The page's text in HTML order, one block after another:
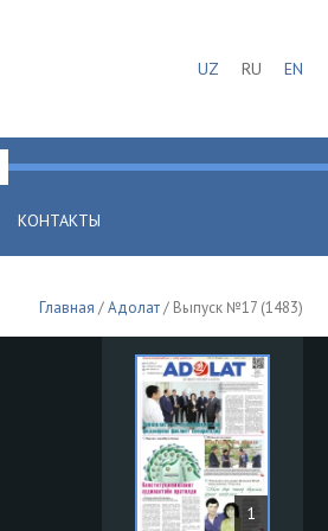
UZ RU EN
КОНТАКТЫ
Главная /Адолат/ Выпуск №17 (1483)
1